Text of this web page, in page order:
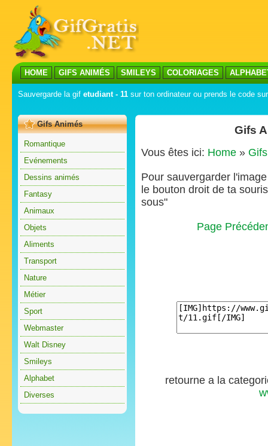
HOME GIFS ANIMÉS SMILEYS COLORIAGES
Sauvergarde la gif etudiant - 11 sur ton ordinateur ou prends le code
Gifs Animés
Romantique
Evénements
Dessins animés
Fantasy
Animaux
Objets
Aliments
Transport
Nature
Métier
Sport
Webmaster
Walt Disney
Smileys
Alphabet
Diverses
Gifs
Vous êtes ici: Home »
Pour sauvergarder
le bouton droit de ta
sous"
Page
retourne a la